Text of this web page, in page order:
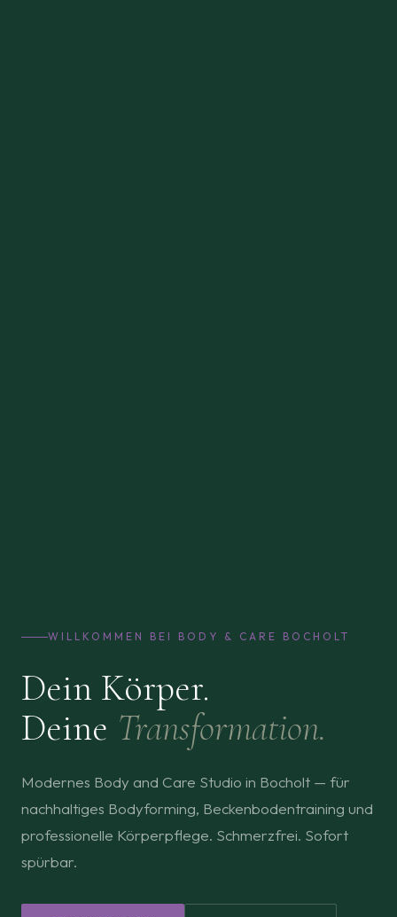
WILLKOMMEN BEI BODY & CARE BOCHOLT
Dein Körper.
Deine Transformation.
Modernes Body and Care Studio in Bocholt — für
nachhaltiges Bodyforming, Beckenbodentraining und
professionelle Körperpflege. Schmerzfrei. Sofort
spürbar.